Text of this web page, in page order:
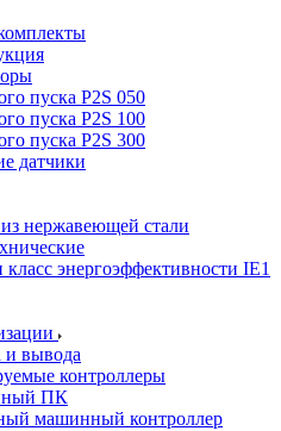
пуска P2S 050
пуска P2S 100
пуска P2S 300
датчики
нержавеющей стали
класс энергоэффективности IE1
и вывода
контроллеры
ПК
машинный контроллер